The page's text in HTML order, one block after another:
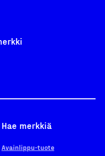
Hae merkkiä
Avainlippu-tuote